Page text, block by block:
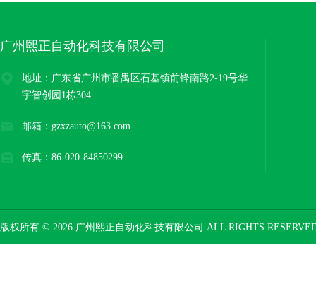
广州熙正自动化科技有限公司
地址：广东省广州市番禺区石基镇前锋南路2-19号华
宇智创园1栋304
邮箱：gzxzauto@163.com
传真：86-020-84850299
版权所有 © 2026 广州熙正自动化科技有限公司 ALL RIGHTS